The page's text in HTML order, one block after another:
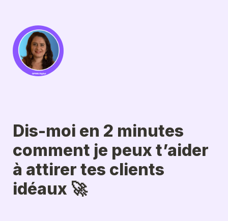
Dis-moi en 2 minutes
comment je peux t’aider
à attirer tes clients